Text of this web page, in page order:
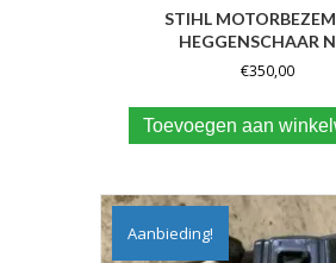
STIHL
HEGGENSCHAAR
€350,00
Toevoegen aan
Aanbieding!